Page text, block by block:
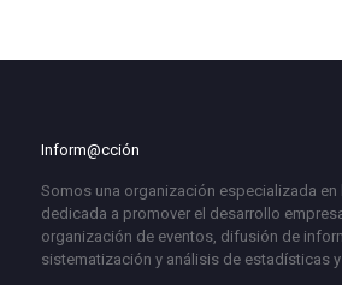
Inform@cción
Somos una organización especializada
dedicada a promover el desarrollo
organización de eventos, difusión de
sistematización y análisis de estadísticas